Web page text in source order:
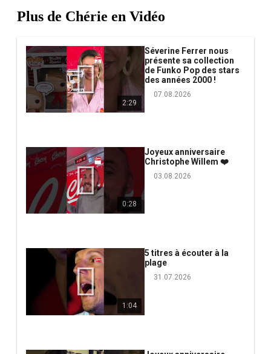
Plus de Chérie en Vidéo
2:29
Séverine Ferrer nous
présente sa collection
de Funko Pop des stars
des années 2000 !
07.08.2026
0:28
Joyeux anniversaire
Christophe Willem ❤️
03.08.2026
1:04
5 titres à écouter à la
plage
31.07.2026